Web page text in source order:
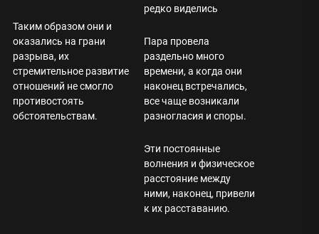
редко виделись
Таким образом они и
оказались на грани
разрыва, их
стремительное развитие
отношений не смогло
противостоять
обстоятельствам.
Пара провела
раздельно много
времени, а когда они
наконец встречались,
все чаще возникали
разногласия и споры.
Эти постоянные
волнения и физическое
расстояние между
ними, наконец, привели
к их расставанию.